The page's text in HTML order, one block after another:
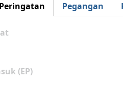
Peringatan Pegangan
(EP)